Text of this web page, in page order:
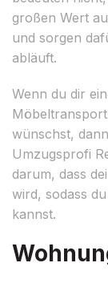
großen Wert
und sorgen
abläuft.
Wenn du dir
wünschst,
Umzugsprofi
darum, dass
wird, sodass
kannst.